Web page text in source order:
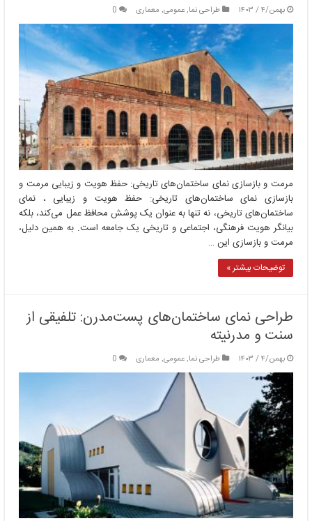
بهمن/۴ / ۱۴۰۳ طراحی نما,عمومی, معماری 0
مرمت و بازسازی نمای ساختمان‌های تاریخی: حفظ هویت و زیبایی مرمت و
بازسازی نمای ساختمان‌های تاریخی: حفظ هویت و زیبایی ، نمای
ساختمان‌های تاریخی، نه تنها به عنوان یک پوشش محافظ عمل می‌کند، بلکه
بیانگر هویت فرهنگی، اجتماعی و تاریخی یک جامعه است. به همین دلیل،
مرمت و بازسازی این …
توضیحات بیشتر »
طراحی نمای ساختمان‌های پست‌مدرن: تلفیقی از
سنت و مدرنیته
بهمن/۴ / ۱۴۰۳ طراحی نما,عمومی, معماری 0